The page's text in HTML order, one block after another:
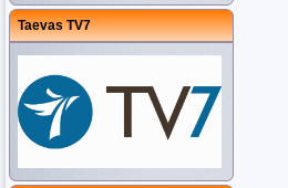
Taevas TV7